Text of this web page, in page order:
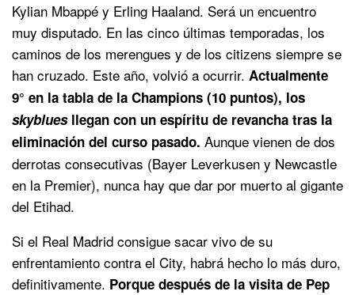
Kylian Mbappé y Erling Haaland. Será un encuentro
muy disputado. En las cinco últimas temporadas, los
caminos de los merengues y de los citizens siempre se
han cruzado. Este año, volvió a ocurrir. Actualmente
9° en la tabla de la Champions (10 puntos), los
skybluesllegan con un espíritu de revancha tras la
eliminación del curso pasado. Aunque vienen de dos
derrotas consecutivas (Bayer Leverkusen y Newcastle
en la Premier), nunca hay que dar por muerto al gigante
del Etihad.
Si el Real Madrid consigue sacar vivo de su
enfrentamiento contra el City, habrá hecho lo más duro,
definitivamente. Porque después de la visita de Pep